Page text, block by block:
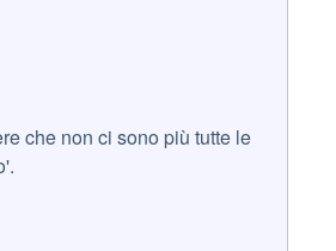
che non ci sono più tutte le